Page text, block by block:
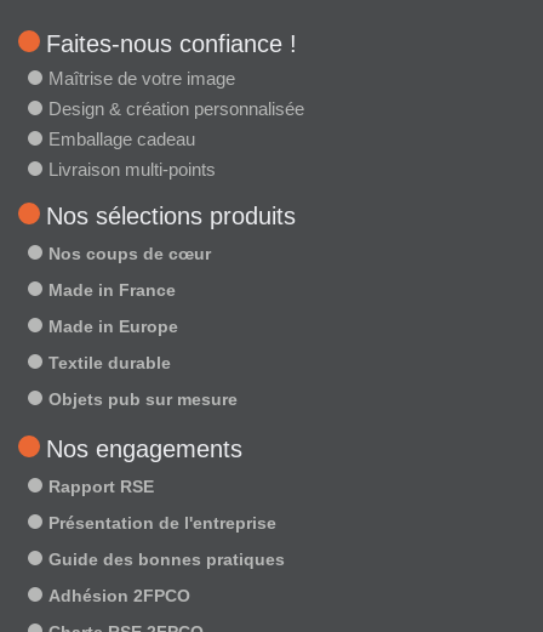
Faites-nous confiance !
Maîtrise de votre image
Design & création personnalisée
Emballage cadeau
Livraison multi-points
Nos sélections produits
Nos coups de cœur
Made in France
Made in Europe
Textile durable
Objets pub sur mesure
Nos engagements
Rapport RSE
Présentation de l'entreprise
Guide des bonnes pratiques
Adhésion 2FPCO